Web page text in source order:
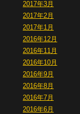
2017年3月
2017年2月
2017年1月
2016年12月
2016年11月
2016年10月
2016年9月
2016年8月
2016年7月
2016年6月